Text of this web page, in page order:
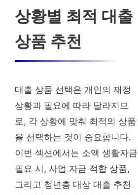
상황별 최적 대출
상품 추천
대출 상품 선택은 개인의 재정
상황과 필요에 따라 달라지므
로, 각 상황에 맞춰 최적의 상품
을 선택하는 것이 중요합니다.
이번 섹션에서는 소액 생활자금
필요 시, 사업 자금 적합 상품,
그리고 청년층 대상 대출 추천